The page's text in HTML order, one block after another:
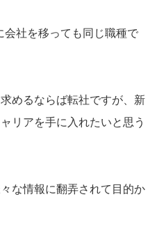
社を移っても同じ職種で
めるならば転社ですが、新
リアを手に入れたいと思う
な情報に翻弄されて目的か